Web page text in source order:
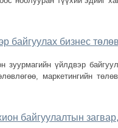
байгуулах бизнес
үйлдвэр
маркетингийн
байгуулалтын